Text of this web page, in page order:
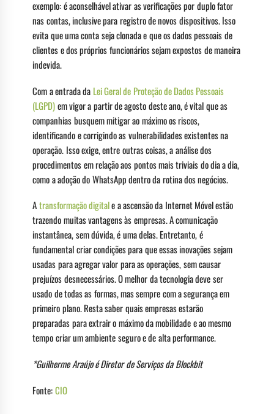
exemplo: é aconselhável ativar as verificações por duplo fator
nas contas, inclusive para registro de novos dispositivos. Isso
evita que uma conta seja clonada e que os dados pessoais de
clientes e dos próprios funcionários sejam expostos de maneira
indevida.
Com a entrada da Lei Geral de Proteção de Dados Pessoais
(LGPD)em vigor a partir de agosto deste ano, é vital que as
companhias busquem mitigar ao máximo os riscos,
identificando e corrigindo as vulnerabilidades existentes na
operação. Isso exige, entre outras coisas, a análise dos
procedimentos em relação aos pontos mais triviais do dia a dia,
como a adoção do WhatsApp dentro da rotina dos negócios.
Atransformação digitale a ascensão da Internet Móvel estão
trazendo muitas vantagens às empresas. A comunicação
instantânea, sem dúvida, é uma delas. Entretanto, é
fundamental criar condições para que essas inovações sejam
usadas para agregar valor para as operações, sem causar
prejuízos desnecessários. O melhor da tecnologia deve ser
usado de todas as formas, mas sempre com a segurança em
primeiro plano. Resta saber quais empresas estarão
preparadas para extrair o máximo da mobilidade e ao mesmo
tempo criar um ambiente seguro e de alta performance.
*Guilherme Araújo é Diretor de Serviços da Blockbit
Fonte:CIO